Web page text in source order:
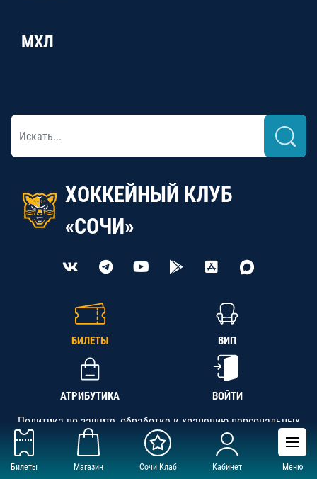
Билеты Магазин Сочи Клаб Кабинет Меню
МХЛ
ХОККЕЙНЫЙ КЛУБ
«СОЧИ»
БИЛЕТЫ ВИП
АТРИБУТИКА ВОЙТИ
Политика по защите, обработке и хранению персональных
данных
АНО «СК «Кубань-Регион», ОГРН 1142300002349,